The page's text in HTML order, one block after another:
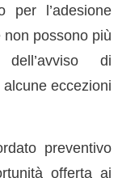
per l’adesione
non possono più
di
eccezioni
preventivo
offerta ai